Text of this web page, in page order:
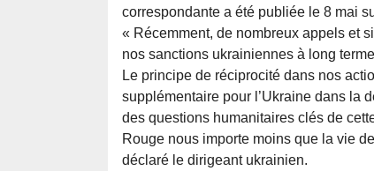
correspondante a été publiée le 8 mai
« Récemment, de nombreux appels et
nos sanctions ukrainiennes à long
Le principe de réciprocité dans nos
supplémentaire pour l’Ukraine dans la
des questions humanitaires clés de
Rouge nous importe moins que la vie
déclaré le dirigeant ukrainien.